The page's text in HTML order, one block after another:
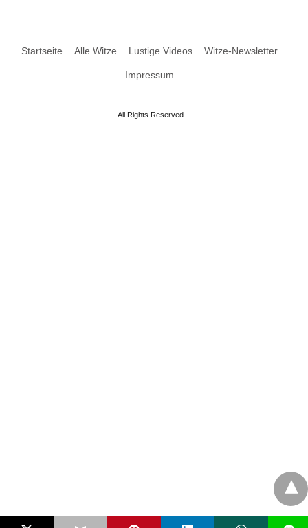
Startseite Alle Witze Lustige Videos Witze-Newsletter
Impressum
All Rights Reserved